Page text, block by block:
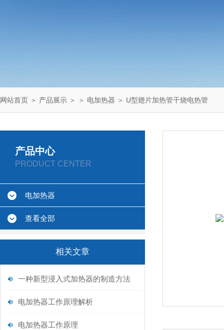
网站首页 ＞ 产品展示 ＞ ＞ 电加热器 ＞ U型翅片加热管干烧电热管
产品中心
PRODUCT CENTER
电加热器
查看全部
相关文章
一种新型浸入式加热器的制造方法
电加热器工作原理解析
电加热器工作原理